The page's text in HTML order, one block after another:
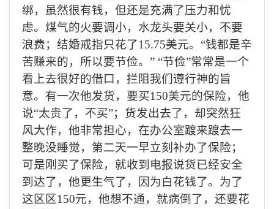
绑，虽然很有钱，但还是充满了压力和忧
虑。煤气的火要调小，水龙头要关小，不要
浪费；结婚戒指只花了15.75美元。“钱都是辛
苦赚来的，所以要节俭。” “节俭”常常是一个
看上去很好的借口，拦阻我们遵行神的旨
意。有一次他发货，要买150美元的保险，他
说“太贵了，不买”；货发出去了，却突然狂
风大作，他非常担心，在办公室踱来踱去一
整晚没睡觉，第二天一早立刻补办了保险；
可是刚买了保险，就收到电报说货已经安全
到达了，他更生气了，因为白花钱了。为了
这区区150元，他想不通，就病倒了，还要花